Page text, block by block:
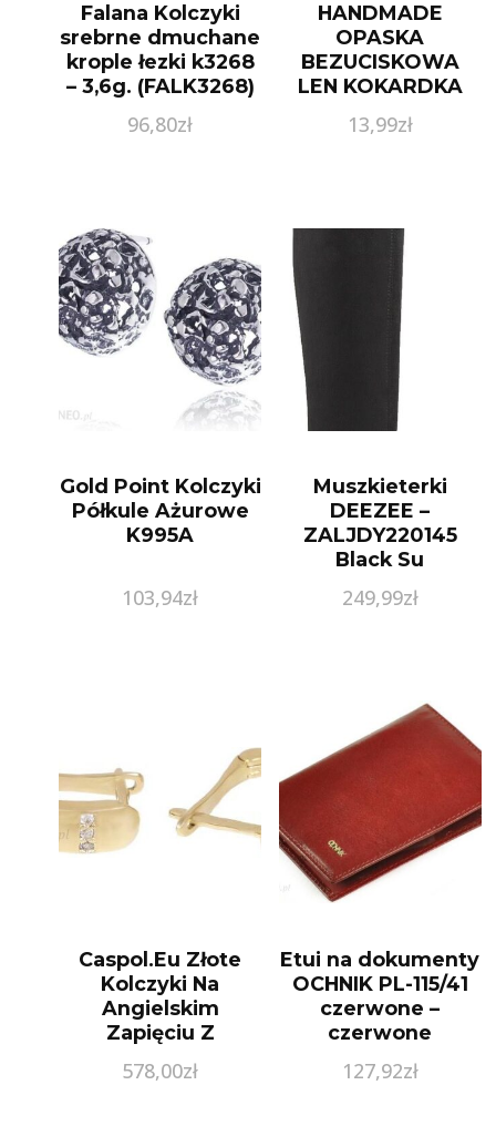
Falana Kolczyki
srebrne dmuchane
krople łezki k3268
– 3,6g. (FALK3268)
96,80zł
HANDMADE
OPASKA
BEZUCISKOWA
LEN KOKARDKA
HANDMADE
BEŻOWY
13,99zł
Gold Point Kolczyki
Półkule Ażurowe
K995A
103,94zł
Muszkieterki
DEEZEE –
ZALJDY220145
Black Su
249,99zł
Caspol.Eu Złote
Kolczyki Na
Angielskim
Zapięciu Z
Kl.00310 Pr.585
578,00zł
Etui na dokumenty
OCHNIK PL-115/41
czerwone –
czerwone
127,92zł